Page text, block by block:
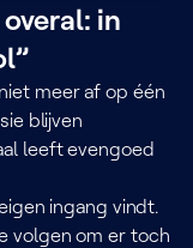
in
meer af op één
blijven
leeft evengoed
ingang vindt.
volgen om er toch